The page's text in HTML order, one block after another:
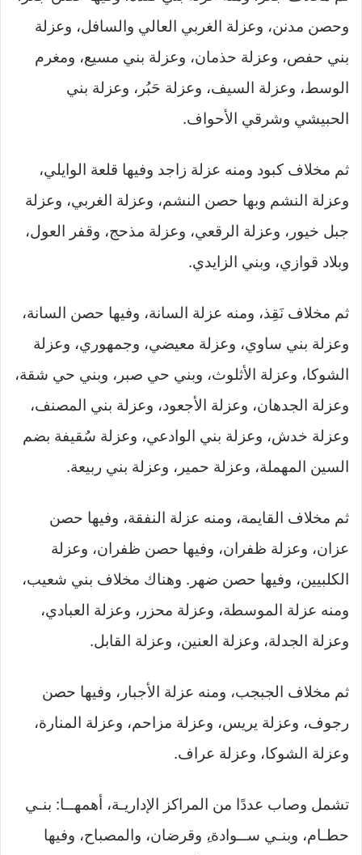
وحصن مدنن، وعزلة الغربي العالي والسافل، وعزلة
بني حفص، وعزلة حذمان، وعزلة بني مسيع، ومغرم
الوسط، وعزلة السيف، وعزلة حَبُر، وعزلة بني
الحبيشي وشرقي الأحواف.
ثم مخلاف كبود ومنه عزلة زاجد وفيها قلعة الوايلي،
وعزلة النشم وبها حصن النشم، وعزلة الغربي، وعزلة
جبل خيور، وعزلة الرقعي، وعزلة مذحج، وقفر العول،
وبلاد قوازي، وبني الزايدي.
ثم مخلاف نَقِذ، ومنه عزلة السانة، وفيها حصن السانة،
وعزلة بني ساوي، وعزلة معيضي، وجمهوري، وعزلة
الشوكا، وعزلة الأثلوث، وبني حي صبر، وبني حي شقة،
وعزلة الجدهان، وعزلة الأجعود، وعزلة بني المصنف،
وعزلة خدش، وعزلة بني الوادعي، وعزلة سُقيفة بضم
السين المهملة، وعزلة حمير، وعزلة بني ربيعة.
ثم مخلاف القايمة، ومنه عزلة النفقة، وفيها حصن
عزان، وعزلة ظفران، وفيها حصن ظفران، وعزلة
الكلبيين، وفيها حصن ضهر. وهناك مخلاف بني شعيب،
ومنه عزلة الموسطة، وعزلة محزر، وعزلة العبادي،
وعزلة الجدلة، وعزلة العنين، وعزلة القابل.
ثم مخلاف الجبجب، ومنه عزلة الأجبار، وفيها حصن
رجوف، وعزلة يريس، وعزلة مزاحم، وعزلة المنارة،
وعزلة الشوكا، وعزلة عراف.
تشمل وصاب عددًا من المراكز الإداريـة، أهمهــا: بنـي
حطـام، وبنـي ســوادة،ِ وقرضان، والمصباح، وفيها